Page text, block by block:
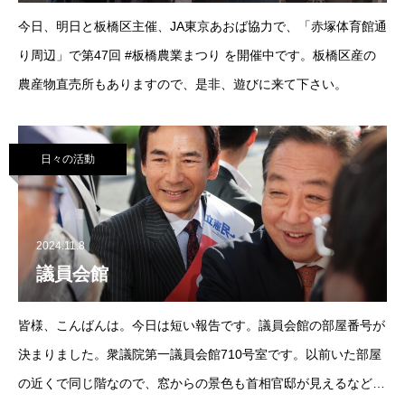
今日、明日と板橋区主催、JA東京あおば協力で、「赤塚体育館通
り周辺」で第47回 #板橋農業まつり を開催中です。板橋区産の
農産物直売所もありますので、是非、遊びに来て下さい。
日々の活動
2024.11.8
議員会館
皆様、こんばんは。今日は短い報告です。議員会館の部屋番号が
決まりました。衆議院第一議員会館710号室です。以前いた部屋
の近くで同じ階なので、窓からの景色も首相官邸が見えるなどほ